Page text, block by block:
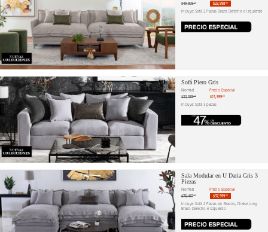
$49,808 .30
$23,998.00
Incluye: Sofá 2 Plazas Brazo Derecho e Izquierdo
Sofá Piero Gris
Normal
$22,639.62
Precio Especial
$11,999.00
Incluye: Sofá 3 plazas
Sala Modular en U Daria Gris 3
Piezas
Normal
$75,467.17
Precio Especial
$37,599.20
Incluye: Sofá 2 Plazas sin Brazos, Chaise Long
Brazo Derecho e Izquierdo